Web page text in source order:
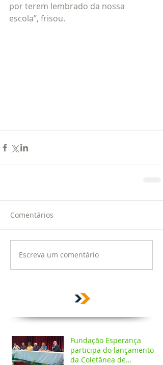
por terem lembrado da nossa
escola”, frisou.
Comentários
Escreva um comentário
Fundação Esperança
participa do lançamento
da Coletânea de